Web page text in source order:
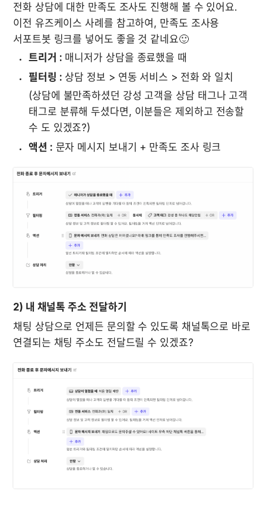
전화 상담에 대한 만족도 조사도 진행해 볼 수 있어요.
이전 유즈케이스 사례를 참고하여, 만족도 조사용
서포트봇 링크를 넣어도 좋을 것 같네요🙂
트리거 : 매니저가 상담을 종료했을 때
필터링 : 상담 정보 > 연동 서비스 > 전화 와 일치
(상담에 불만족하셨던 강성 고객을 상담 태그나 고객
태그로 분류해 두셨다면, 이분들은 제외하고 전송할
수 도 있겠죠?)
액션 : 문자 메시지 보내기 + 만족도 조사 링크﻿
2) 내 채널톡 주소 전달하기
채팅 상담으로 언제든 문의할 수 있도록 채널톡으로 바로